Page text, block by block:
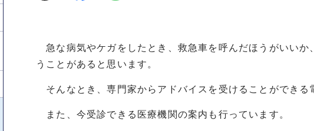
急な病気やケガをしたとき、救急車を呼んだほうがいいか
うことがあると思います。
そんなとき、専門家からアドバイスを受けることができる
また、今受診できる医療機関の案内も行っています。